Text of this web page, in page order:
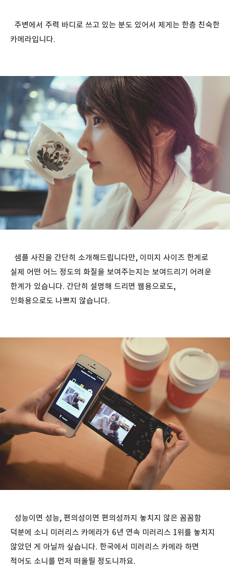
주변에서 주력 바디로 쓰고 있는 분도 있어서 제게는 한층 친숙한
카메라입니다.
샘플 사진을 간단히 소개해드립니다만, 이미지 사이즈 한계로
실제 어떤 어느 정도의 화질을 보여주는지는 보여드리기 어려운
한계가 있습니다. 간단히 설명해 드리면 웹용으로도,
인화용으로도 나쁘지 않습니다.
성능이면 성능, 편의성이면 편의성까지 놓치지 않은 꼼꼼함
덕분에 소니 미러리스 카메라가 6년 연속 미러리스 1위를 놓치지
않았던 게 아닐까 싶습니다. 한국에서 미러리스 카메라 하면
적어도 소니를 먼저 떠올릴 정도니까요.